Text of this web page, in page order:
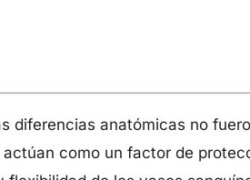
diferencias anatómicas no
como un factor de